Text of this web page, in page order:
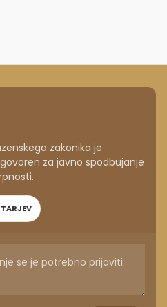
zakonika je
za javno spodbujanje